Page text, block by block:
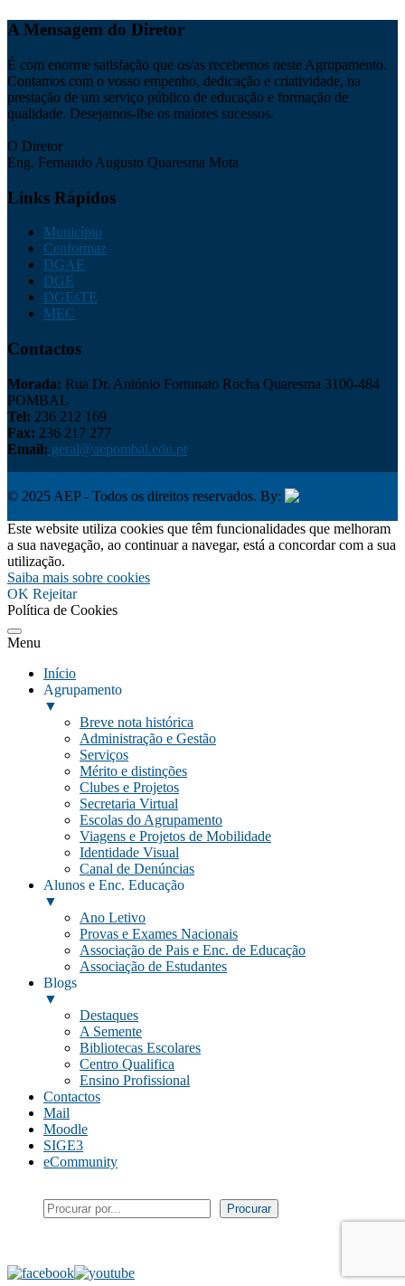
A Mensagem do Diretor
É com enorme satisfação que os/as recebemos neste Agrupamento.
Contamos com o vosso empenho, dedicação e criatividade, na
prestação de um serviço público de educação e formação de
qualidade. Desejamos-lhe os maiores sucessos.
O Diretor
Eng. Fernando Augusto Quaresma Mota
Links Rápidos
Município
Cenformaz
DGAE
DGE
DGEsTE
MEC
Contactos
Morada: Rua Dr. António Fortunato Rocha Quaresma 3100-484
POMBAL
Tel: 236 212 169
Fax: 236 217 277
Email: geral@aepombal.edu.pt
© 2025 AEP - Todos os direitos reservados. By:
Este website utiliza cookies que têm funcionalidades que melhoram
a sua navegação, ao continuar a navegar, está a concordar com a sua
utilização.
Saiba mais sobre cookies
OK Rejeitar
Política de Cookies
Menu
Início
Agrupamento
▼
Breve nota histórica
Administração e Gestão
Serviços
Mérito e distinções
Clubes e Projetos
Secretaria Virtual
Escolas do Agrupamento
Viagens e Projetos de Mobilidade
Identidade Visual
Canal de Denúncias
Alunos e Enc. Educação
▼
Ano Letivo
Provas e Exames Nacionais
Associação de Pais e Enc. de Educação
Associação de Estudantes
Blogs
▼
Destaques
A Semente
Bibliotecas Escolares
Centro Qualifica
Ensino Profissional
Contactos
Mail
Moodle
SIGE3
eCommunity